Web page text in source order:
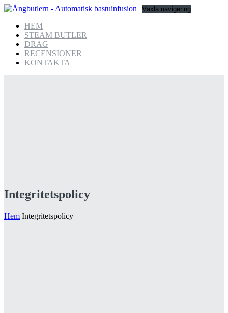
Växla navigering
HEM
STEAM BUTLER
DRAG
RECENSIONER
KONTAKTA
Integritetspolicy
Hem Integritetspolicy